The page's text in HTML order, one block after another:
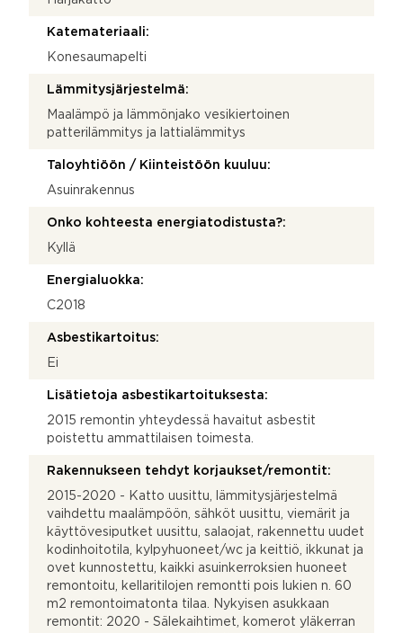
Katemateriaali:
Konesaumapelti
Lämmitysjärjestelmä:
Maalämpö ja lämmönjako vesikiertoinen
patterilämmitys ja lattialämmitys
Taloyhtiöön / Kiinteistöön kuuluu:
Asuinrakennus
Onko kohteesta energiatodistusta?:
Kyllä
Energialuokka:
C2018
Asbestikartoitus:
Ei
Lisätietoja asbestikartoituksesta:
2015 remontin yhteydessä havaitut asbestit
poistettu ammattilaisen toimesta.
Rakennukseen tehdyt korjaukset/remontit:
2015-2020 - Katto uusittu, lämmitysjärjestelmä
vaihdettu maalämpöön, sähköt uusittu, viemärit ja
käyttövesiputket uusittu, salaojat, rakennettu uudet
kodinhoitotila, kylpyhuoneet/wc ja keittiö, ikkunat ja
ovet kunnostettu, kaikki asuinkerroksien huoneet
remontoitu, kellaritilojen remontti pois lukien n. 60
m2 remontoimatonta tilaa. Nykyisen asukkaan
remontit: 2020 - Sälekaihtimet, komerot yläkerran